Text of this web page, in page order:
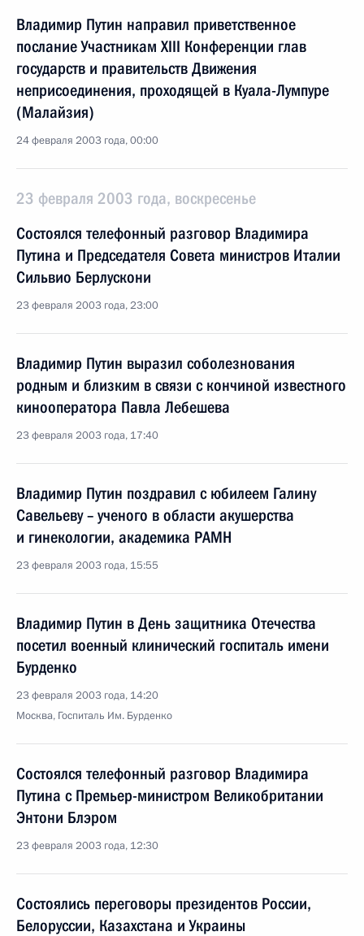
Владимир Путин направил приветственное
послание Участникам XIII Конференции глав
государств и правительств Движения
неприсоединения, проходящей в Куала-Лумпуре
(Малайзия)
24 февраля 2003 года, 00:00
23 февраля 2003 года, воскресенье
Состоялся телефонный разговор Владимира
Путина и Председателя Совета министров Италии
Сильвио Берлускони
23 февраля 2003 года, 23:00
Владимир Путин выразил соболезнования
родным и близким в связи с кончиной известного
кинооператора Павла Лебешева
23 февраля 2003 года, 17:40
Владимир Путин поздравил с юбилеем Галину
Савельеву – ученого в области акушерства
и гинекологии, академика РАМН
23 февраля 2003 года, 15:55
Владимир Путин в День защитника Отечества
посетил военный клинический госпиталь имени
Бурденко
23 февраля 2003 года, 14:20
Москва, Госпиталь Им. Бурденко
Состоялся телефонный разговор Владимира
Путина с Премьер-министром Великобритании
Энтони Блэром
23 февраля 2003 года, 12:30
Состоялись переговоры президентов России,
Белоруссии, Казахстана и Украины